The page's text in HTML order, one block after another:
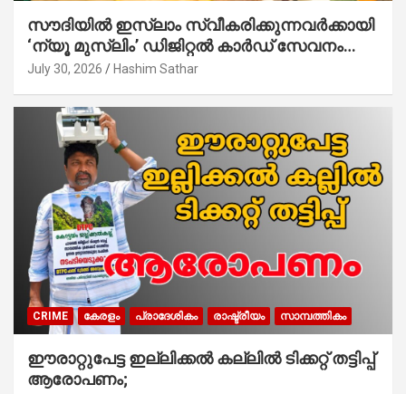
സൗദിയില്‍ ഇസ്‌ലാം സ്വീകരിക്കുന്നവര്‍ക്കായി
‘ന്യൂ മുസ്ലിം’ ഡിജിറ്റല്‍ കാര്‍ഡ് സേവനം
ആരംഭിച്ചു
July 30, 2026 Hashim Sathar
CRIME കേരളം പ്രാദേശികം രാഷ്ട്രീയം സാമ്പത്തികം
ഈരാറ്റുപേട്ട ഇല്ലിക്കൽ കല്ലിൽ ടിക്കറ്റ് തട്ടിപ്പ്
ആരോപണം;